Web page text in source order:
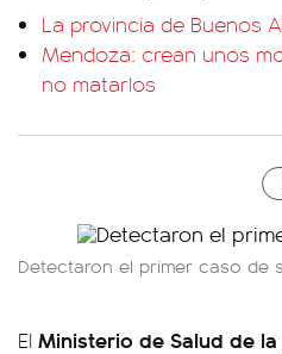
La provincia de Buenos
Mendoza: crean unos
no matarlos
Detectaron el primer caso de
El Ministerio de Salud de